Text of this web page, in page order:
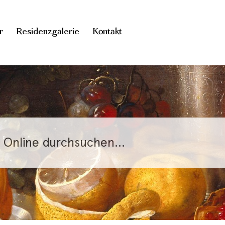
Residenzgalerie Kontakt